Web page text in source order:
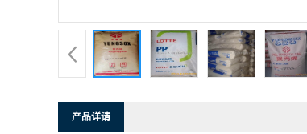
产品详请